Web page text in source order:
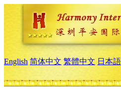
English 简体中文 繁體中文 日本語